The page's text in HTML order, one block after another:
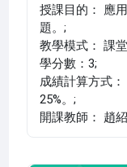
授課目的： 應
題。;
教學模式： 課
學分數：3;
成績計算方式
25%。;
開課教師： 趙